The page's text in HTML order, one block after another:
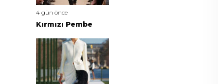
4 gün önce
Kırmızı Pembe